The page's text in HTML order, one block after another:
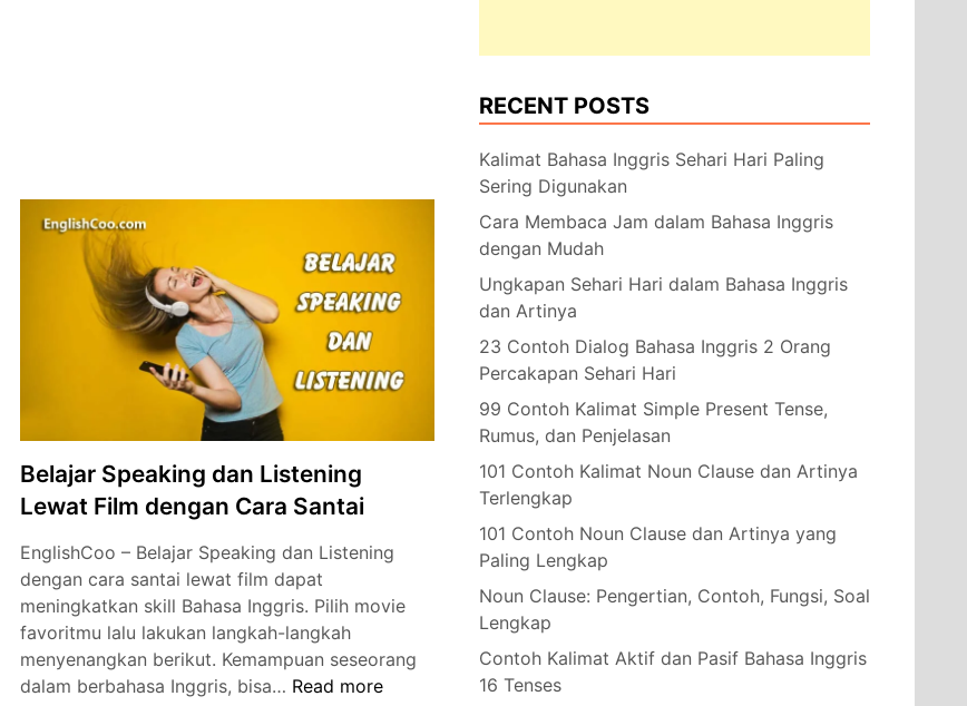
Belajar Speaking dan Listening
Lewat Film dengan Cara Santai
EnglishCoo – Belajar Speaking dan Listening
dengan cara santai lewat film dapat
meningkatkan skill Bahasa Inggris. Pilih movie
favoritmu lalu lakukan langkah-langkah
menyenangkan berikut. Kemampuan seseorang
dalam berbahasa Inggris, bisa… Belajar
Read more
RECENT POSTS
Kalimat Bahasa Inggris Sehari Hari Paling
Sering Digunakan
Cara Membaca Jam dalam Bahasa Inggris
dengan Mudah
Ungkapan Sehari Hari dalam Bahasa Inggris
dan Artinya
23 Contoh Dialog Bahasa Inggris 2 Orang
Percakapan Sehari Hari
99 Contoh Kalimat Simple Present Tense,
Rumus, dan Penjelasan
101 Contoh Kalimat Noun Clause dan Artinya
Terlengkap
101 Contoh Noun Clause dan Artinya yang
Paling Lengkap
Noun Clause: Pengertian, Contoh, Fungsi, Soal
Lengkap
Contoh Kalimat Aktif dan Pasif Bahasa Inggris
16 Tenses